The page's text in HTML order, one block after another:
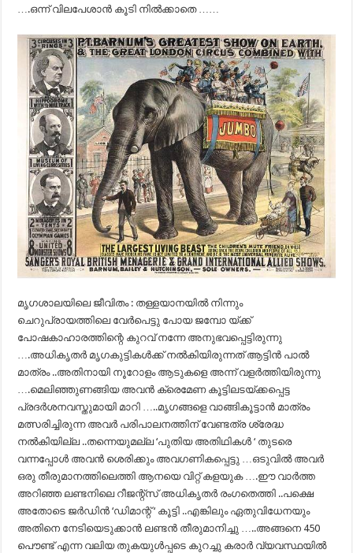
….ഒന്ന് വിലപേശാന്‍ കൂടി നില്‍ക്കാതെ ……
മൃഗശാലയിലെ ജീവിതം : തള്ളയാനയില്‍ നിന്നും
ചെറുപ്രായത്തിലെ വേര്‍പെട്ടു പോയ ജമ്പോ യ്ക്ക്
പോഷകാഹാരത്തിന്റെ കുറവ് നന്നേ അനുഭവപ്പെട്ടിരുന്നു
….അധികൃതര്‍ മൃഗകുട്ടികള്‍ക്ക് നല്‍കിയിരുന്നത് ആട്ടിന്‍ പാല്‍
മാത്രം ..അതിനായി നൂറോളം ആടുകളെ അന്ന് വളര്‍ത്തിയിരുന്നു
….മെലിഞ്ഞുണങ്ങിയ അവന്‍ ക്രെമേണ കൂട്ടിലടയ്ക്കപ്പെട്ട
പ്രദര്‍ശനവസ്തുമായി മാറി …..മൃഗങ്ങളെ വാങ്ങികൂട്ടാന്‍ മാത്രം
മത്സരിച്ചിരുന്ന അവര്‍ പരിപാലനത്തിന് വേണ്ടത്ര ശ്രേദ്ധ
നല്‍കിയില്ല ..തന്നെയുമല്ല ‘പുതിയ അതിഥികള്‍ ‘ തുടരെ
വന്നപ്പോള്‍ അവന്‍ ശെരിക്കും അവഗണികപ്പെട്ടു …ഒടുവില്‍ അവര്‍
ഒരു തീരുമാനത്തിലെത്തി ആനയെ വിറ്റ് കളയുക ….ഈ വാര്‍ത്ത‍
അറിഞ്ഞ ലണ്ടനിലെ റീജന്റ്സ് അധികൃതര്‍ രംഗതെത്തി ..പക്ഷെ
അതോടെ ജര്‍ഡിന്‍ ‘ഡിമാന്റ് ‘ കൂട്ടി ..എങ്കിലും ഏതുവിധേനയും
അതിനെ നേടിയെടുക്കാന്‍ ലണ്ടന്‍ തീരുമാനിച്ചു …..അങ്ങനെ 450
പൌണ്ട് എന്ന വലിയ തുകയുള്‍പ്പടെ കുറച്ചു കരാര്‍ വ്യവസ്ഥയില്‍